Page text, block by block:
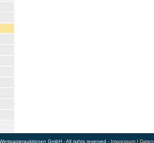
GmbH - All rights reserved - Impressum|